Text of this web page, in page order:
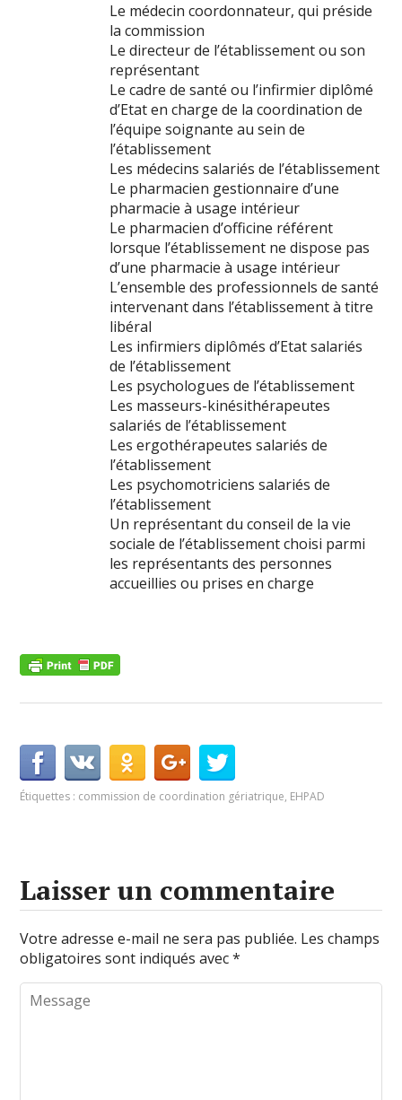
Le médecin coordonnateur, qui préside
la commission
Le directeur de l’établissement ou son
représentant
Le cadre de santé ou l’infirmier diplômé
d’Etat en charge de la coordination de
l’équipe soignante au sein de
l’établissement
Les médecins salariés de l’établissement
Le pharmacien gestionnaire d’une
pharmacie à usage intérieur
Le pharmacien d’officine référent
lorsque l’établissement ne dispose pas
d’une pharmacie à usage intérieur
L’ensemble des professionnels de santé
intervenant dans l’établissement à titre
libéral
Les infirmiers diplômés d’Etat salariés
de l’établissement
Les psychologues de l’établissement
Les masseurs-kinésithérapeutes
salariés de l’établissement
Les ergothérapeutes salariés de
l’établissement
Les psychomotriciens salariés de
l’établissement
Un représentant du conseil de la vie
sociale de l’établissement choisi parmi
les représentants des personnes
accueillies ou prises en charge
Étiquettes : commission de coordination gériatrique, EHPAD
Laisser un commentaire
Votre adresse e-mail ne sera pas publiée. Les champs
obligatoires sont indiqués avec*